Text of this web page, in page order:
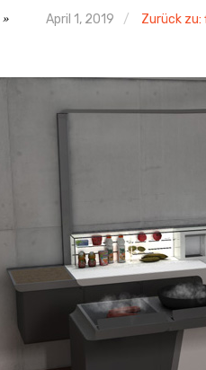
April 1, 2019 Zurück zu: